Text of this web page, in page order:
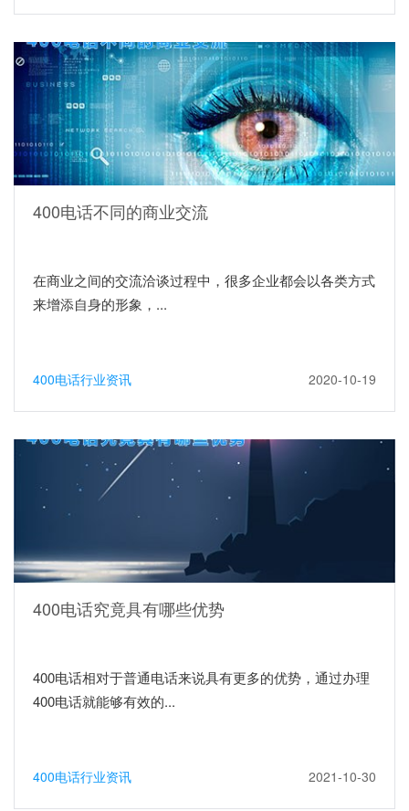
400电话不同的商业交流
在商业之间的交流洽谈过程中，很多企业都会以各类方式
来增添自身的形象，...
400电话行业资讯 2020-10-19
400电话究竟具有哪些优势
400电话相对于普通电话来说具有更多的优势，通过办理
400电话就能够有效的...
400电话行业资讯 2021-10-30